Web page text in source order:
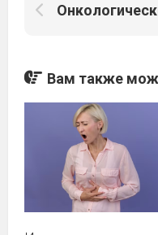
Вам также